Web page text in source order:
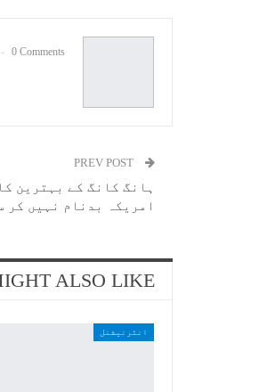
0 Comments
ہانگ کانگ کے بہترین
امریکہ بدنام نہیں کر
ALSO LIKE
انٹرنیشنل